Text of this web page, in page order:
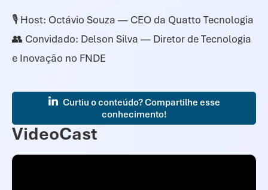
🎙️ Host: Octávio Souza — CEO da Quatto Tecnologia
👥 Convidado: Delson Silva — Diretor de Tecnologia
e Inovação no FNDE
Curtiu o conteúdo? Compartilhe esse
conhecimento!
VideoCast